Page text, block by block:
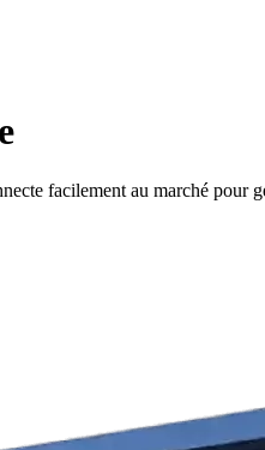
facilement au marché pour